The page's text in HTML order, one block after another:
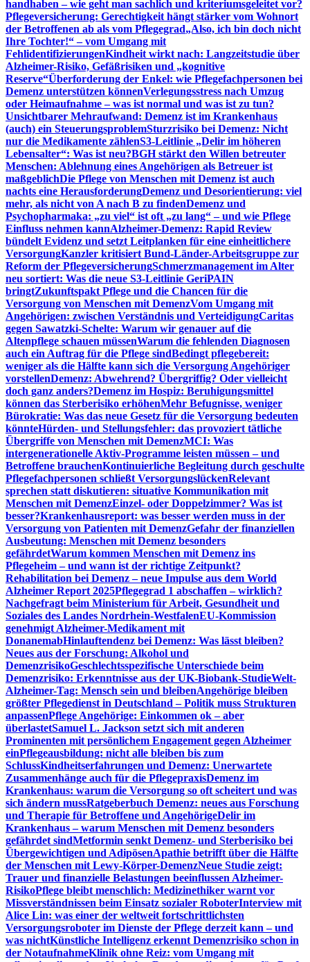
handhaben – wie geht man sachlich und kriteriumsgeleitet vor?
Pflegeversicherung: Gerechtigkeit hängt stärker vom Wohnort
der Betroffenen ab als vom Pflegegrad„Also, ich bin doch nicht
Ihre Tochter!“ – vom Umgang mit
FehlidentifizierungenKindheit wirkt nach: Langzeitstudie über
Alzheimer-Risiko, Gefäßrisiken und „kognitive
Reserve“Überforderung der Enkel: wie Pflegefachpersonen bei
Demenz unterstützen könnenVerlegungsstress nach Umzug
oder Heimaufnahme – was ist normal und was ist zu tun?
Unsichtbarer Mehraufwand: Demenz ist im Krankenhaus
(auch) ein SteuerungsproblemSturzrisiko bei Demenz: Nicht
nur die Medikamente zählenS3-Leitlinie „Delir im höheren
Lebensalter“: Was ist neu?BGH stärkt den Willen betreuter
Menschen: Ablehnung eines Angehörigen als Betreuer ist
maßgeblichDie Pflege von Menschen mit Demenz ist auch
nachts eine HerausforderungDemenz und Desorientierung: viel
mehr, als nicht von A nach B zu findenDemenz und
Psychopharmaka: „zu viel“ ist oft „zu lang“ – und wie Pflege
Einfluss nehmen kannAlzheimer-Demenz: Rapid Review
bündelt Evidenz und setzt Leitplanken für eine einheitlichere
VersorgungKanzler kritisiert Bund-Länder-Arbeitsgruppe zur
Reform der PflegeversicherungSchmerzmanagement im Alter
neu sortiert: Was die neue S3-Leitlinie GeriPAIN
bringtZukunftspakt Pflege und die Chancen für die
Versorgung von Menschen mit DemenzVom Umgang mit
Angehörigen: zwischen Verständnis und VerteidigungCaritas
gegen Sawatzki-Schelte: Warum wir genauer auf die
Altenpflege schauen müssenWarum die fehlenden Diagnosen
auch ein Auftrag für die Pflege sindBedingt pflegebereit:
weniger als die Hälfte kann sich die Versorgung Angehöriger
vorstellenDemenz: Abwehrend? Übergriffig? Oder vielleicht
doch ganz anders?Demenz im Hospiz: Beruhigungsmittel
können das Sterberisiko erhöhenMehr Befugnisse, weniger
Bürokratie: Was das neue Gesetz für die Versorgung bedeuten
könnteHürden- und Stellungsfehler: das provoziert tätliche
Übergriffe von Menschen mit DemenzMCI: Was
intergenerationelle Aktiv-Programme leisten müssen – und
Betroffene brauchenKontinuierliche Begleitung durch geschulte
Pflegefachpersonen schließt VersorgungslückenRelevant
sprechen statt diskutieren: situative Kommunikation mit
Menschen mit DemenzEinzel- oder Doppelzimmer? Was ist
besser?Krankenhausreport: was besser werden muss in der
Versorgung von Patienten mit DemenzGefahr der finanziellen
Ausbeutung: Menschen mit Demenz besonders
gefährdetWarum kommen Menschen mit Demenz ins
Pflegeheim – und wann ist der richtige Zeitpunkt?
Rehabilitation bei Demenz – neue Impulse aus dem World
Alzheimer Report 2025Pflegegrad 1 abschaffen – wirklich?
Nachgefragt beim Ministerium für Arbeit, Gesundheit und
Soziales des Landes Nordrhein-WestfalenEU-Kommission
genehmigt Alzheimer-Medikament mit
DonanemabHinlauftendenz bei Demenz: Was lässt bleiben?
Neues aus der Forschung: Alkohol und
DemenzrisikoGeschlechtsspezifische Unterschiede beim
Demenzrisiko: Erkenntnisse aus der UK-Biobank-StudieWelt-
Alzheimer-Tag: Mensch sein und bleibenAngehörige bleiben
größter Pflegedienst in Deutschland – Politik muss Strukturen
anpassenPflege Angehörige: Einkommen ok – aber
überlastetSamuel L. Jackson setzt sich mit anderen
Prominenten mit persönlichem Engagement gegen Alzheimer
einPflegeausbildung: nicht alle bleiben bis zum
SchlussKindheitserfahrungen und Demenz: Unerwartete
Zusammenhänge auch für die PflegepraxisDemenz im
Krankenhaus: warum die Versorgung so oft scheitert und was
sich ändern mussRatgeberbuch Demenz: neues aus Forschung
und Therapie für Betroffene und AngehörigeDelir im
Krankenhaus – warum Menschen mit Demenz besonders
gefährdet sindMetformin senkt Demenz- und Sterberisiko bei
Übergewichtigen und AdipösenApathie betrifft über die Hälfte
der Menschen mit Lewy-Körper-DemenzNeue Studie zeigt:
Trauer und finanzielle Belastungen beeinflussen Alzheimer-
RisikoPflege bleibt menschlich: Medizinethiker warnt vor
Missverständnissen beim Einsatz sozialer RoboterInterview mit
Alice Lin: was einer der weltweit fortschrittlichsten
Versorgungsroboter im Dienste der Pflege derzeit kann – und
was nichtKünstliche Intelligenz erkennt Demenzrisiko schon in
der NotaufnahmeKlinik ohne Reiz: vom Umgang mit